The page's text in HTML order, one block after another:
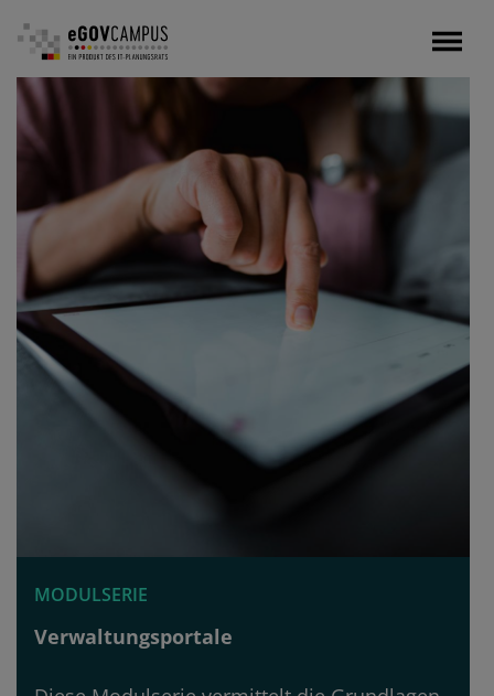
Inhalt
MODULSERIE
Verwaltungsportale